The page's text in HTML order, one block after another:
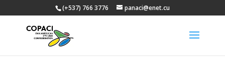
(+537) 766 3776 panaci@enet.cu